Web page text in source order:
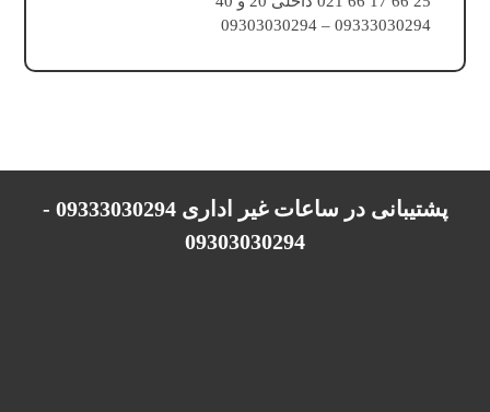
09333030294 – 09303030294
پشتیبانی در ساعات غیر اداری 09333030294 -
09303030294